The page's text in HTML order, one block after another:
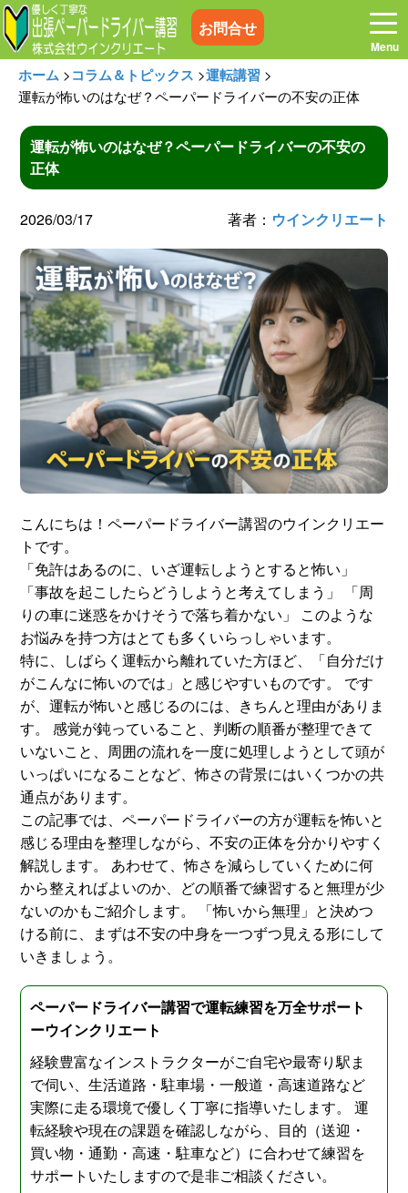
お問合せ
ホーム お電話はこちら
プログラム 講習料金
お客様の声 コラム&トピックス
よくある質問 空き状況
出張地域 メディア紹介
スタッフ紹介 申し込みフロー
簡易補助ブレーキと
は
新着情報 会社概要
ホーム >コラム＆トピックス >運転講習 >
運転が怖いのはなぜ？ペーパードライバーの不安の正体
運転が怖いのはなぜ？ペーパードライバーの不安の
正体
2026/03/17 著者： ウインクリエート
こんにちは！ペーパードライバー講習のウインクリエー
トです。
「免許はあるのに、いざ運転しようとすると怖い」
「事故を起こしたらどうしようと考えてしまう」 「周
りの車に迷惑をかけそうで落ち着かない」 このような
お悩みを持つ方はとても多くいらっしゃいます。
特に、しばらく運転から離れていた方ほど、「自分だけ
がこんなに怖いのでは」と感じやすいものです。 です
が、運転が怖いと感じるのには、きちんと理由がありま
す。 感覚が鈍っていること、判断の順番が整理できて
いないこと、周囲の流れを一度に処理しようとして頭が
いっぱいになることなど、怖さの背景にはいくつかの共
通点があります。
この記事では、ペーパードライバーの方が運転を怖いと
感じる理由を整理しながら、不安の正体を分かりやすく
解説します。 あわせて、怖さを減らしていくために何
から整えればよいのか、どの順番で練習すると無理が少
ないのかもご紹介します。 「怖いから無理」と決めつ
ける前に、まずは不安の中身を一つずつ見える形にして
いきましょう。
ペーパードライバー講習で運転練習を万全サポート
ーウインクリエート
経験豊富なインストラクターがご自宅や最寄り駅ま
で伺い、生活道路・駐車場・一般道・高速道路など
実際に走る環境で優しく丁寧に指導いたします。 運
転経験や現在の課題を確認しながら、目的（送迎・
買い物・通勤・高速・駐車など）に合わせて練習を
サポートいたしますので是非ご相談ください。